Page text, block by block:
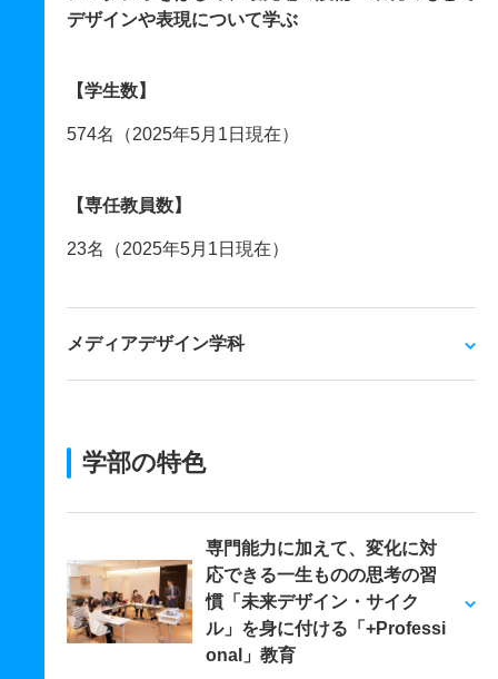
デザインや表現について学ぶ
【学生数】
574名（2025年5月1日現在）
【専任教員数】
23名（2025年5月1日現在）
メディアデザイン学科
学部の特色
専門能力に加えて、変化に対
応できる一生ものの思考の習
慣「未来デザイン・サイク
ル」を身に付ける「+Professi
onal」教育